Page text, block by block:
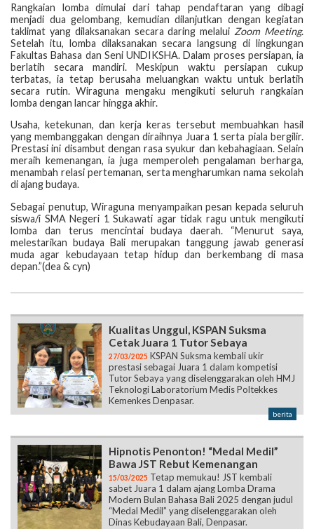
Rangkaian lomba dimulai dari tahap pendaftaran yang dibagi
menjadi dua gelombang, kemudian dilanjutkan dengan kegiatan
taklimat yang dilaksanakan secara daring melalui Zoom Meeting.
Setelah itu, lomba dilaksanakan secara langsung di lingkungan
Fakultas Bahasa dan Seni UNDIKSHA. Dalam proses persiapan, ia
berlatih secara mandiri. Meskipun waktu persiapan cukup
terbatas, ia tetap berusaha meluangkan waktu untuk berlatih
secara rutin. Wiraguna mengaku mengikuti seluruh rangkaian
lomba dengan lancar hingga akhir.
Usaha, ketekunan, dan kerja keras tersebut membuahkan hasil
yang membanggakan dengan diraihnya Juara 1 serta piala bergilir.
Prestasi ini disambut dengan rasa syukur dan kebahagiaan. Selain
meraih kemenangan, ia juga memperoleh pengalaman berharga,
menambah relasi pertemanan, serta mengharumkan nama sekolah
di ajang budaya.
Sebagai penutup, Wiraguna menyampaikan pesan kepada seluruh
siswa/i SMA Negeri 1 Sukawati agar tidak ragu untuk mengikuti
lomba dan terus mencintai budaya daerah. “Menurut saya,
melestarikan budaya Bali merupakan tanggung jawab generasi
muda agar kebudayaan tetap hidup dan berkembang di masa
depan.”(dea & cyn)
Kualitas Unggul, KSPAN Suksma
Cetak Juara 1 Tutor Sebaya
27/03/2025 KSPAN Suksma kembali ukir
prestasi sebagai Juara 1 dalam kompetisi
Tutor Sebaya yang diselenggarakan oleh HMJ
Teknologi Laboratorium Medis Poltekkes
Kemenkes Denpasar.
berita
Hipnotis Penonton! “Medal Medil”
Bawa JST Rebut Kemenangan
15/03/2025 Tetap memukau! JST kembali
sabet Juara 1 dalam ajang Lomba Drama
Modern Bulan Bahasa Bali 2025 dengan judul
“Medal Medil” yang diselenggarakan oleh
Dinas Kebudayaan Bali, Denpasar.